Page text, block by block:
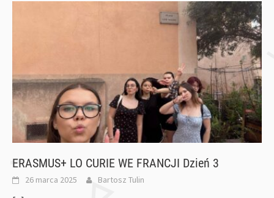
ERASMUS+ LO CURIE WE FRANCJI Dzień 3
26 marca 2025 Bartosz Tulin